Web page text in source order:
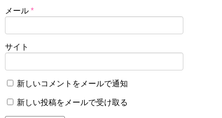
メール *
サイト
新しいコメントをメールで通知
新しい投稿をメールで受け取る